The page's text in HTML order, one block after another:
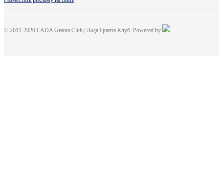
© 2011-2020 LADA Granta Club | Лада Гранта Клуб. Powered by